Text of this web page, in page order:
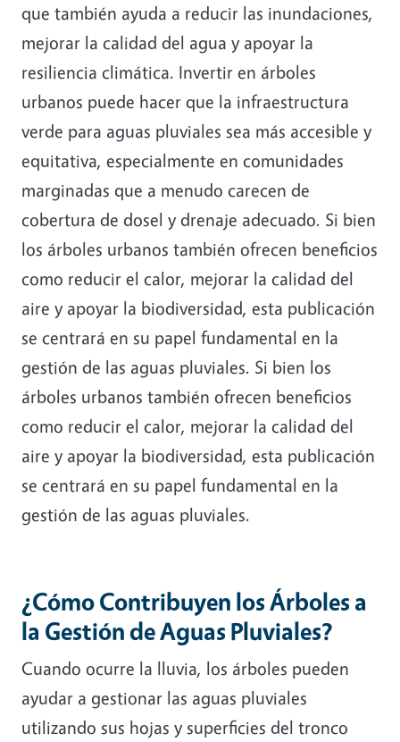
que también ayuda a reducir las inundaciones,
mejorar la calidad del agua y apoyar la
resiliencia climática. Invertir en árboles
urbanos puede hacer que la infraestructura
verde para aguas pluviales sea más accesible y
equitativa, especialmente en comunidades
marginadas que a menudo carecen de
cobertura de dosel y drenaje adecuado. Si bien
los árboles urbanos también ofrecen beneficios
como reducir el calor, mejorar la calidad del
aire y apoyar la biodiversidad, esta publicación
se centrará en su papel fundamental en la
gestión de las aguas pluviales. Si bien los
árboles urbanos también ofrecen beneficios
como reducir el calor, mejorar la calidad del
aire y apoyar la biodiversidad, esta publicación
se centrará en su papel fundamental en la
gestión de las aguas pluviales.
¿Cómo Contribuyen los Árboles a
la Gestión de Aguas Pluviales?
Cuando ocurre la lluvia, los árboles pueden
ayudar a gestionar las aguas pluviales
utilizando sus hojas y superficies del tronco